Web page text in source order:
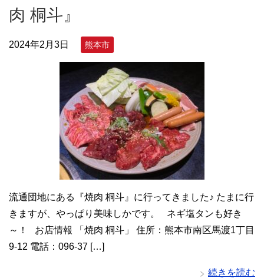
肉 桐斗』
2024年2月3日 熊本市
流通団地にある『焼肉 桐斗』に行ってきました♪ たまに行
きますが、やっぱり美味しかです。 ネギ塩タンも好き
～！ お店情報 「焼肉 桐斗」 住所：熊本市南区馬渡1丁目
9-12 電話：096-37 […]
続きを読む